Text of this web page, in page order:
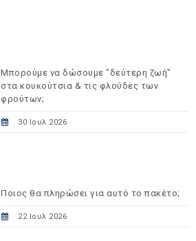
Μπορούμε να δώσουμε "δεύτερη ζωή"
στα κουκούτσια & τις φλούδες των
φρούτων;
30 Ιουλ 2026
Ποιος θα πληρώσει για αυτό το πακέτο;
22 Ιουλ 2026